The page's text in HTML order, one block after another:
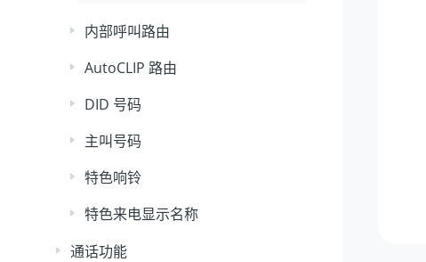
内部呼叫路由
AutoCLIP 路由
DID 号码
主叫号码
特色响铃
特色来电显示名称
通话功能